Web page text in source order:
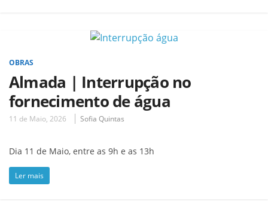
OBRAS
Almada | Interrupção no
fornecimento de água
11 de Maio, 2026 Sofia Quintas
Dia 11 de Maio, entre as 9h e as 13h
Ler mais